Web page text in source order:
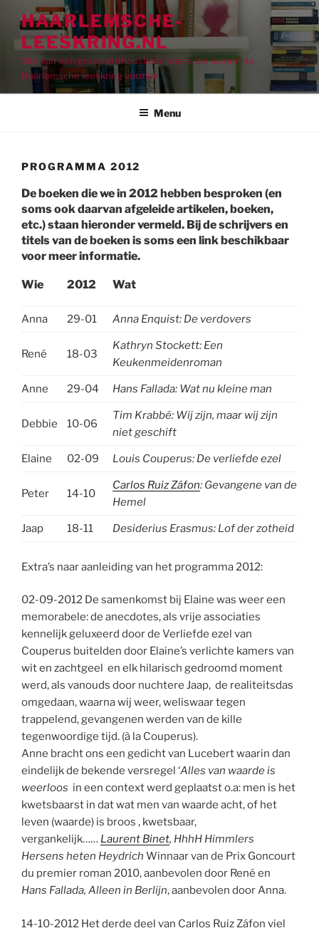
naar
inhoud
HAARLEMSCHE-
LEESKRING.NL
Site van een groep enthousiaste lezers die samen de
Haarlemsche leeskring vormen
Menu
PROGRAMMA 2012
De boeken die we in 2012 hebben besproken (en
soms ook daarvan afgeleide artikelen, boeken,
etc.) staan hieronder vermeld. Bij de schrijvers en
titels van de boeken is soms een link beschikbaar
voor meer informatie.
Wie 2012 Wat
Anna 29-01 Anna Enquist: De verdovers
René 18-03
Kathryn Stockett: Een
Keukenmeidenroman
Anne 29-04 Hans Fallada: Wat nu kleine man
Debbie 10-06
Tim Krabbé: Wij zijn, maar wij zijn
niet geschift
Elaine 02-09 Louis Couperus: De verliefde ezel
Peter 14-10
Carlos Ruiz Záfon: Gevangene van de
Hemel
Jaap 18-11 Desiderius Erasmus: Lof der zotheid
Extra’s naar aanleiding van het programma 2012:
02-09-2012 De samenkomst bij Elaine was weer een
memorabele: de anecdotes, als vrije associaties
kennelijk geluxeerd door de Verliefde ezel van
Couperus buitelden door Elaine’s verlichte kamers van
wit en zachtgeel en elk hilarisch gedroomd moment
werd, als vanouds door nuchtere Jaap, de realiteitsdas
omgedaan, waarna wij weer, weliswaar tegen
trappelend, gevangenen werden van de kille
tegenwoordige tijd. (à la Couperus).
Anne bracht ons een gedicht van Lucebert waarin dan
eindelijk de bekende versregel ‘Alles van waarde is
weerloos in een context werd geplaatst o.a: men is het
kwetsbaarst in dat wat men van waarde acht, of het
leven (waarde) is broos , kwetsbaar,
vergankelijk…… Laurent Binet, HhhH Himmlers
Hersens heten Heydrich Winnaar van de Prix Goncourt
du premier roman 2010, aanbevolen door René en
Hans Fallada, Alleen in Berlijn, aanbevolen door Anna.
14-10-2012 Het derde deel van Carlos Ruiz Záfon viel